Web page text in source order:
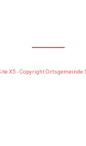
X5 - Copyright Ortsgemeinde